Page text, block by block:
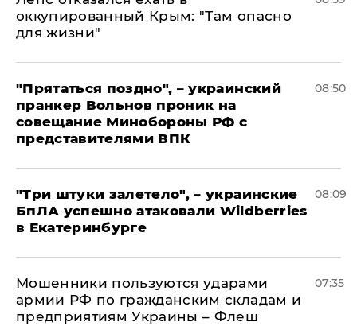
оккупированный Крым: "Там опасно
для жизни"
"Прятаться поздно", – украинский
пранкер Вольнов проник на
совещание Минобороны РФ с
представителями ВПК
08:50
"Три штуки залетело", – украинские
БпЛА успешно атаковали Wildberries
в Екатеринбурге
08:09
Мошенники пользуются ударами
армии РФ по гражданским складам и
предприятиям Украины – Флеш
07:35